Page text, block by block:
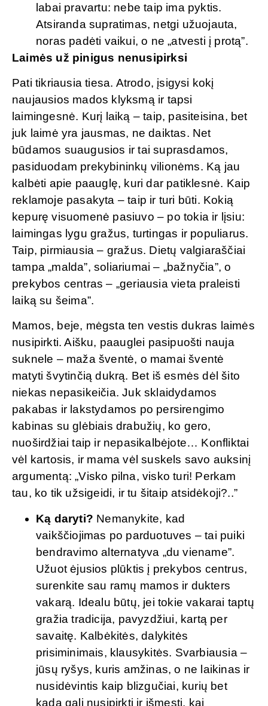
labai pravartu: nebe taip ima pyktis.
Atsiranda supratimas, netgi užuojauta,
noras padėti vaikui, o ne „atvesti į protą”.
Laimės už pinigus nenusipirksi
Pati tikriausia tiesa. Atrodo, įsigysi kokį
naujausios mados klyksmą ir tapsi
laimingesnė. Kurį laiką – taip, pasiteisina, bet
juk laimė yra jausmas, ne daiktas. Net
būdamos suaugusios ir tai suprasdamos,
pasiduodam prekybininkų vilionėms. Ką jau
kalbėti apie paauglę, kuri dar patiklesnė. Kaip
reklamoje pasakyta – taip ir turi būti. Kokią
kepurę visuomenė pasiuvo – po tokia ir lįsiu:
laimingas lygu gražus, turtingas ir populiarus.
Taip, pirmiausia – gražus. Dietų valgiaraščiai
tampa „malda”, soliariumai – „bažnyčia”, o
prekybos centras – „geriausia vieta praleisti
laiką su šeima”.
Mamos, beje, mėgsta ten vestis dukras laimės
nusipirkti. Aišku, paauglei pasipuošti nauja
suknele – maža šventė, o mamai šventė
matyti švytinčią dukrą. Bet iš esmės dėl šito
niekas nepasikeičia. Juk sklaidydamos
pakabas ir lakstydamos po persirengimo
kabinas su glėbiais drabužių, ko gero,
nuoširdžiai taip ir nepasikalbėjote… Konfliktai
vėl kartosis, ir mama vėl suskels savo auksinį
argumentą: „Visko pilna, visko turi! Perkam
tau, ko tik užsigeidi, ir tu šitaip atsidėkoji?..”
Ką daryti? Nemanykite, kad
vaikščiojimas po parduotuves – tai puiki
bendravimo alternatyva „du viename”.
Užuot ėjusios plūktis į prekybos centrus,
surenkite sau ramų mamos ir dukters
vakarą. Idealu būtų, jei tokie vakarai taptų
gražia tradicija, pavyzdžiui, kartą per
savaitę. Kalbėkitės, dalykitės
prisiminimais, klausykitės. Svarbiausia –
jūsų ryšys, kuris amžinas, o ne laikinas ir
nusidėvintis kaip blizgučiai, kurių bet
kada gali nusipirkti ir išmesti, kai